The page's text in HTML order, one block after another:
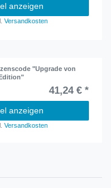
anzeigen
Versandkosten
"Upgrade von
41,24 € *
anzeigen
Versandkosten